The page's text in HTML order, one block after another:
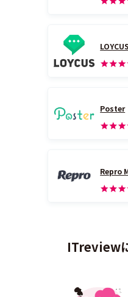
LOYCUS
Poster
Repro
ITreview